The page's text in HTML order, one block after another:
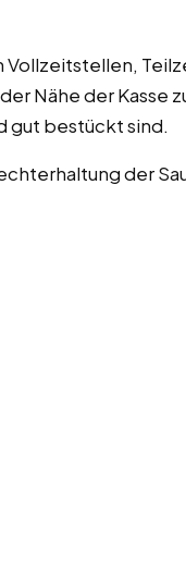
Vollzeitstellen,
Nähe der Kasse
gut bestückt sind.
der